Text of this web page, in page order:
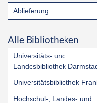
Ablieferung
Alle Bibliotheken
Universitäts- und
Landesbibliothek
Universitätsbibliothek
Hochschul-, Landes- und